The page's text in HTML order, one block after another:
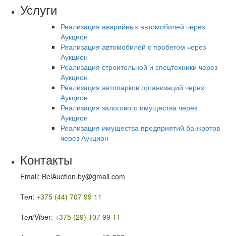
Услуги
Реализация аварийных автомобилей через
Аукцион
Реализация автомобилей с пробегом через
Аукцион
Реализация строительной и спецтехники через
Аукцион
Реализация автопарков организаций через
Аукцион
Реализация залогового имущества через
Аукцион
Реализация имущества предприятий банкротов
через Аукцион
Контакты
Email: BelAuction.by@gmail.com
Тел: +375 (44) 707 99 11
Тел/Viber: +375 (29) 107 99 11